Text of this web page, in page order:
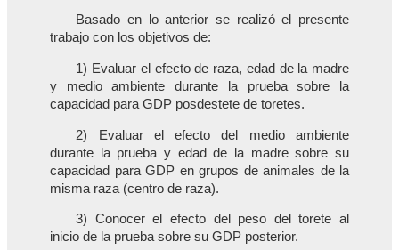
Basado en lo anterior se realizó el presente
trabajo con los objetivos de:
1) Evaluar el efecto de raza, edad de la madre
y medio ambiente durante la prueba sobre la
capacidad para GDP posdestete de toretes.
2) Evaluar el efecto del medio ambiente
durante la prueba y edad de la madre sobre su
capacidad para GDP en grupos de animales de la
misma raza (centro de raza).
3) Conocer el efecto del peso del torete al
inicio de la prueba sobre su GDP posterior.